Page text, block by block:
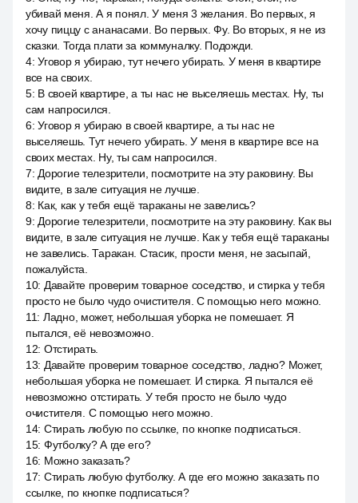
убивай меня. А я понял. У меня 3 желания. Во первых, я
хочу пиццу с ананасами. Во первых. Фу. Во вторых, я не из
сказки. Тогда плати за коммуналку. Подожди.
4:Уговор я убираю, тут нечего убирать. У меня в квартире
все на своих.
5: В своей квартире, а ты нас не выселяешь местах. Ну, ты
сам напросился.
6:Уговор я убираю в своей квартире, а ты нас не
выселяешь. Тут нечего убирать. У меня в квартире все на
своих местах. Ну, ты сам напросился.
7: Дорогие телезрители, посмотрите на эту раковину. Вы
видите, в зале ситуация не лучше.
8: Как, как у тебя ещё тараканы не завелись?
9: Дорогие телезрители, посмотрите на эту раковину. Как вы
видите, в зале ситуация не лучше. Как у тебя ещё тараканы
не завелись. Таракан. Стасик, прости меня, не засыпай,
пожалуйста.
10: Давайте проверим товарное соседство, и стирка у тебя
просто не было чудо очистителя. С помощью него можно.
11: Ладно, может, небольшая уборка не помешает. Я
пытался, её невозможно.
12: Отстирать.
13: Давайте проверим товарное соседство, ладно? Может,
небольшая уборка не помешает. И стирка. Я пытался её
невозможно отстирать. У тебя просто не было чудо
очистителя. С помощью него можно.
14: Стирать любую по ссылке, по кнопке подписаться.
15: Футболку? А где его?
16: Можно заказать?
17: Стирать любую футболку. А где его можно заказать по
ссылке, по кнопке подписаться?